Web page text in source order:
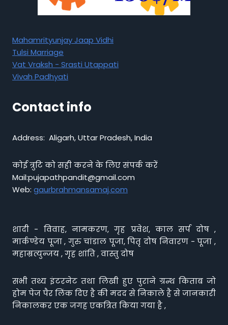
Mahamrityunjay Jaap Vidhi
Tulsi Marriage
Vat Vraksh - Srasti Utappati
Vivah Padhyati
Contact info
Address: Aligarh, Uttar Pradesh, India
कोई त्रुटि को सही करने के लिए संपर्क करें
Mail:pujapathpandit@gmail.com
Web: gaurbrahmansamaj.com
शादी - विवाह, नामकरण, गृह प्रवेश, काल सर्प दोष ,
मार्कण्डेय पूजा , गुरु चांडाल पूजा, पितृ दोष निवारण - पूजा ,
महाम्रत्युन्जय , गृह शांति , वास्तु दोष
सभी तथ्य इंटरनेट तथा लिखी हुए पुराने ग्रन्थ किताब जो
होम पेज पैर लिंक दिए है की मदद से निकाले है से जानकारी
निकालकर एक जगह एकत्रित किया गया है ,